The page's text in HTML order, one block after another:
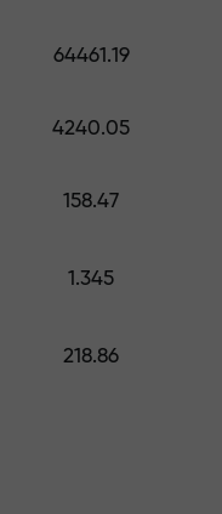
64461.19
4240.05
158.47
1.345
218.86